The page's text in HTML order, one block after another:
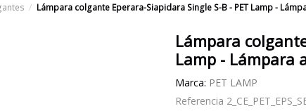
Lámpara colgante Eperara-Siapidara Single S-B - PET Lamp -
Lámpara
Lamp - Lámpara
Marca: PET LAMP
Referencia